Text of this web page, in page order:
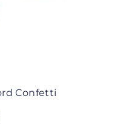
Confetti